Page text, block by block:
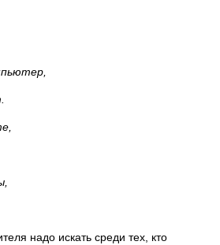
надо искать среди тех, кто